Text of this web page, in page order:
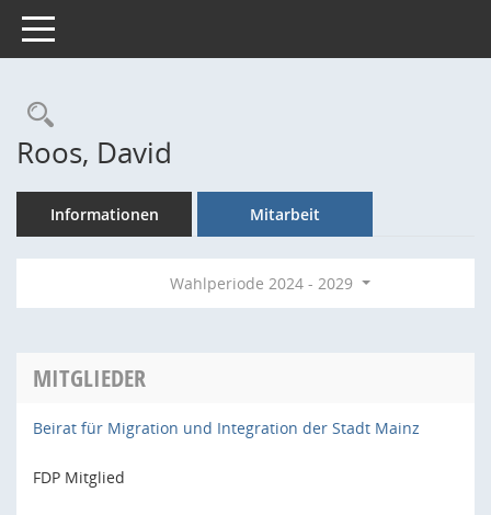
Toggle navigation
Rechercheauswahl
Roos, David
Informationen Mitarbeit
Wahlperiode 2024 - 2029
MITGLIEDER
Beirat für Migration und Integration der Stadt Mainz
FDP Mitglied